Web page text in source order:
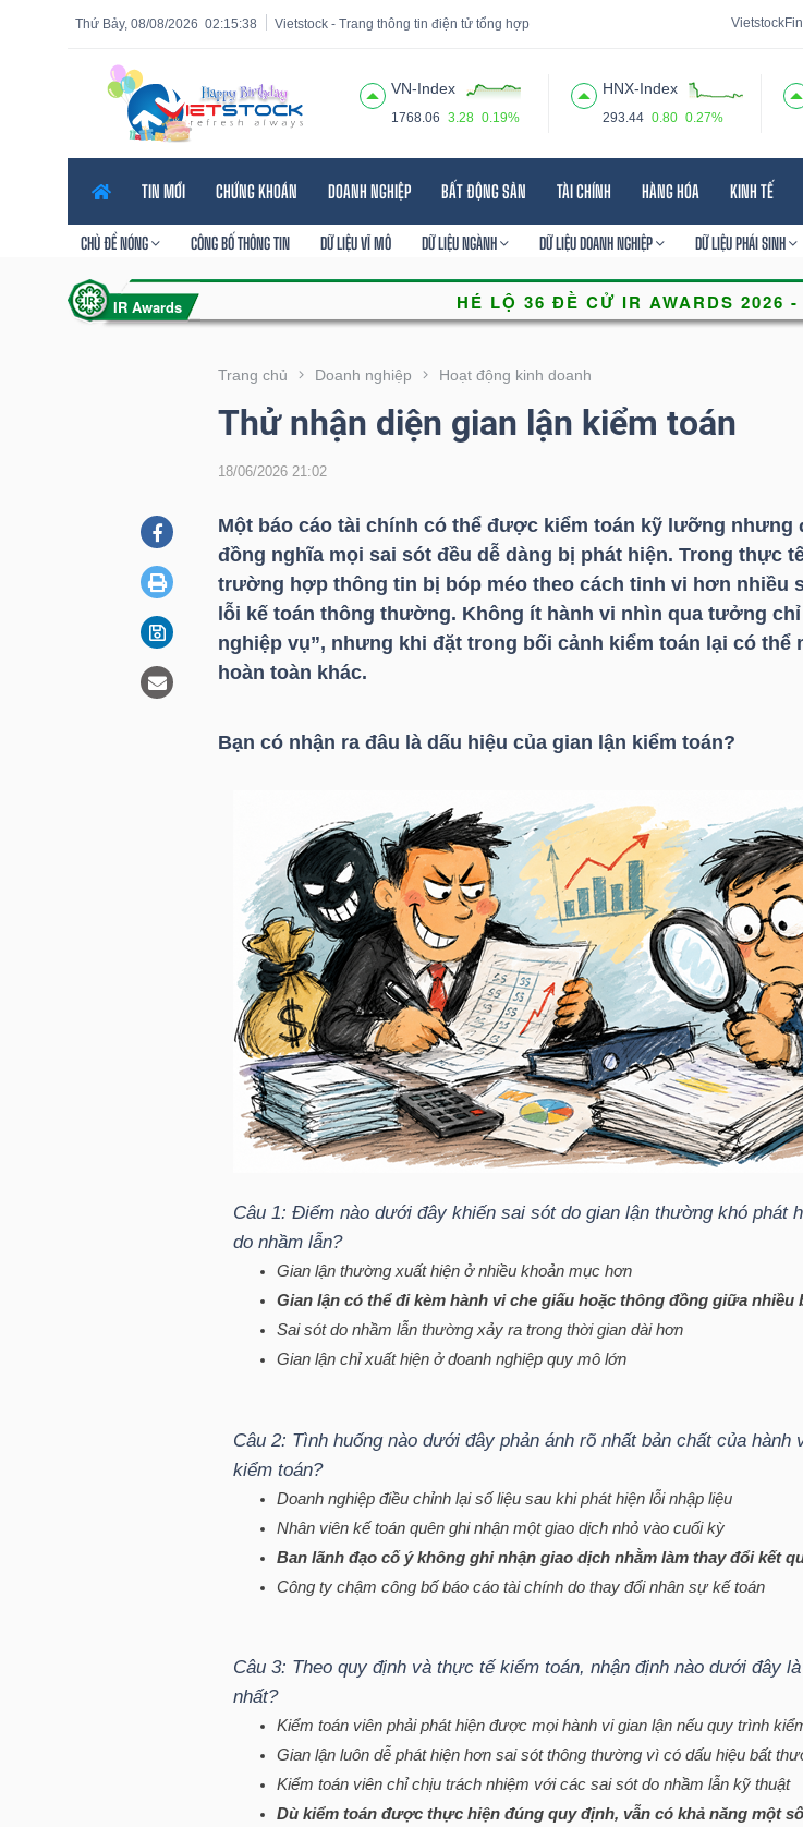
02:15:39
Thứ Bảy, 08/08/2026 Vietstock - Trang thông tin điện tử tổng hợp
VN-Index
1768.06 3.28 0.19%
HNX-Index
293.44 0.80 0.27%
TIN MỚI CHỨNG KHOÁN DOANH NGHIỆP BẤT ĐỘNG SẢN TÀI CHÍNH HÀNG HÓA KINH TẾ
CHỦ ĐỀ NÓNG CÔNG BỐ THÔNG TIN DỮ LIỆU VĨ MÔ DỮ LIỆU NGÀNH DỮ LIỆU DOANH NGHIỆP DỮ LIỆU PHÁI SINH
Trang chủ Doanh nghiệp Hoạt động kinh doanh
Thử nhận diện gian lận kiểm toán
18/06/2026 21:02
Một báo cáo tài chính có thể được kiểm toán kỹ lưỡng nhưng
đồng nghĩa mọi sai sót đều dễ dàng bị phát hiện. Trong thực
trường hợp thông tin bị bóp méo theo cách tinh vi hơn nhiều
lỗi kế toán thông thường. Không ít hành vi nhìn qua tưởng
nghiệp vụ”, nhưng khi đặt trong bối cảnh kiểm toán lại có thể
hoàn toàn khác.
Bạn có nhận ra đâu là dấu hiệu của gian lận kiểm toán?
Câu 1: Điểm nào dưới đây khiến sai sót do gian lận thường khó phát
do nhầm lẫn?
Gian lận thường xuất hiện ở nhiều khoản mục hơn
Gian lận có thể đi kèm hành vi che giấu hoặc thông đồng giữa nhiều
Sai sót do nhầm lẫn thường xảy ra trong thời gian dài hơn
Gian lận chỉ xuất hiện ở doanh nghiệp quy mô lớn
Câu 2: Tình huống nào dưới đây phản ánh rõ nhất bản chất của hành
kiểm toán?
Doanh nghiệp điều chỉnh lại số liệu sau khi phát hiện lỗi nhập liệu
Nhân viên kế toán quên ghi nhận một giao dịch nhỏ vào cuối kỳ
Ban lãnh đạo cố ý không ghi nhận giao dịch nhằm làm thay đổi kết
Công ty chậm công bố báo cáo tài chính do thay đổi nhân sự kế toán
Câu 3: Theo quy định và thực tế kiểm toán, nhận định nào dưới đây
nhất?
Kiểm toán viên phải phát hiện được mọi hành vi gian lận nếu quy trình
Gian lận luôn dễ phát hiện hơn sai sót thông thường vì có dấu hiệu bất
Kiểm toán viên chỉ chịu trách nhiệm với các sai sót do nhầm lẫn kỹ thuật
Dù kiểm toán được thực hiện đúng quy định, vẫn có khả năng một
Tính năng
năng
VIETSTOCK